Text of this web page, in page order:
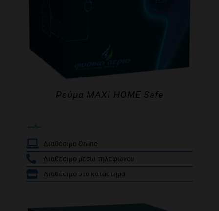
/
Ρεύμα MAXI HOME Safe
Διαθέσιμο Online
Διαθέσιμο μέσω τηλεφώνου
Διαθέσιμο στο κατάστημα